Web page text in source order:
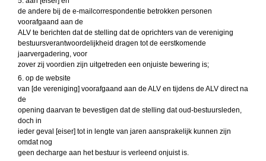
de andere bij de e-mailcorrespondentie betrokken personen
voorafgaand aan de
ALV te berichten dat de stelling dat de oprichters van de vereniging
bestuursverantwoordelijkheid dragen tot de eerstkomende
jaarvergadering, voor
zover zij voordien zijn uitgetreden een onjuiste bewering is;
6. op de website
van [de vereniging] voorafgaand aan de ALV en tijdens de ALV direct na
de
opening daarvan te bevestigen dat de stelling dat oud-bestuursleden,
doch in
ieder geval [eiser] tot in lengte van jaren aansprakelijk kunnen zijn
omdat nog
geen decharge aan het bestuur is verleend onjuist is.